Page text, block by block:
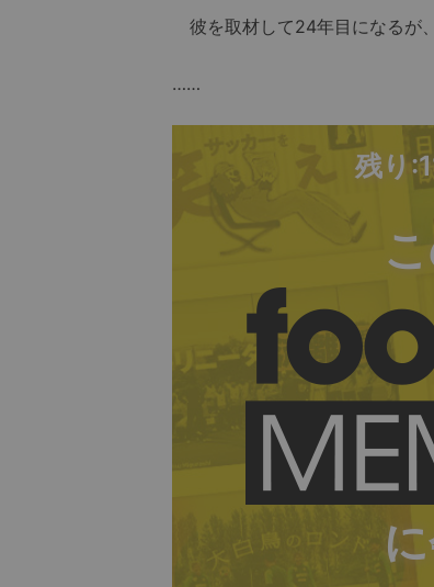
彼を取材して24年目になるが
……
残り